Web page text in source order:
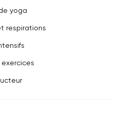
yoga
respirations